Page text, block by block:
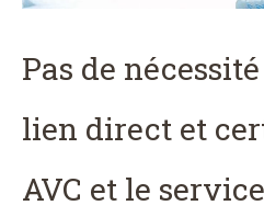
Pas de
lien direct et
AVC et le